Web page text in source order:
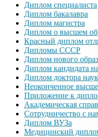
Диплом специалиста
Диплом бакалавра
Диплом магистра
Диплом о высшем
Красный диплом
Дипломы СССР
Диплом нового
Диплом кандидата
Диплом доктора наук
Неоконченное
Приложение к
Академическая
Сотрудничество с
Диплом ВУЗа
Медицинский